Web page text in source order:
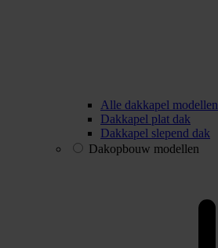
Alle dakkapel modellen
Dakkapel plat dak
Dakkapel slepend dak
Dakopbouw modellen